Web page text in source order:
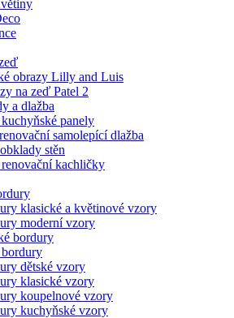
obrazy Lilly and Luis
na zeď Patel 2
a dlažba
panely
samolepící dlažba
stěn
kachličky
klasické a květinové vzory
moderní vzory
bordury
dětské vzory
klasické vzory
koupelnové vzory
kuchyňské vzory